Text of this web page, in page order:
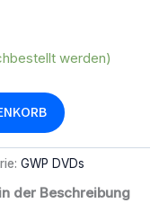
werden)
GWP DVDs
der Beschreibung